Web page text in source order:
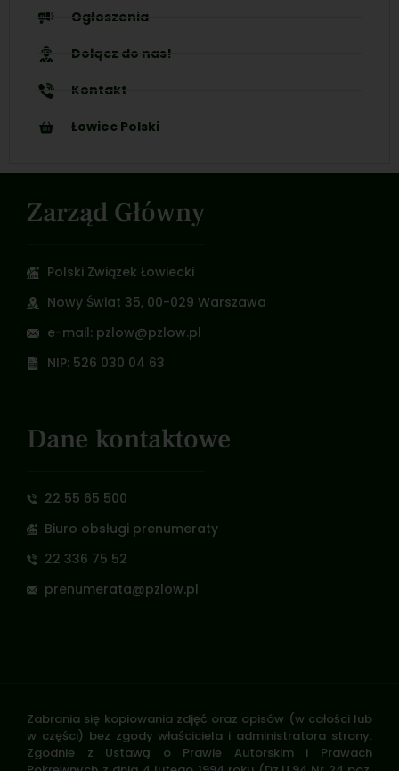
Ogłoszenia
Dołącz do nas!
Kontakt
Łowiec Polski
Zarząd Główny
Polski Związek Łowiecki
Nowy Świat 35, 00-029 Warszawa
e-mail: pzlow@pzlow.pl
NIP: 526 030 04 63
Dane kontaktowe
22 55 65 500
Biuro obsługi prenumeraty
22 336 75 52
prenumerata@pzlow.pl
Zabrania się kopiowania zdjęć oraz opisów (w całości lub
w części) bez zgody właściciela i administratora strony.
Zgodnie z Ustawą o Prawie Autorskim i Prawach